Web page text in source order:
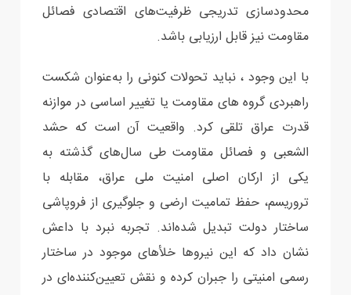
محدودسازی تدریجی ظرفیت‌های اقتصادی فصائل
مقاومت نیز قابل ارزیابی باشد.
با این وجود ، نباید تحولات کنونی را به‌عنوان شکست
راهبردی گروه های مقاومت یا تغییر اساسی در موازنه
قدرت عراق تلقی کرد. واقعیت آن است که حشد
الشعبی و فصائل مقاومت طی سال‌های گذشته به
یکی از ارکان اصلی امنیت ملی عراق، مقابله با
تروریسم، حفظ تمامیت ارضی و جلوگیری از فروپاشی
ساختار دولت تبدیل شده‌اند. تجربه نبرد با داعش
نشان داد که این نیروها خلأهای موجود در ساختار
رسمی امنیتی را جبران کرده و نقش تعیین‌کننده‌ای در